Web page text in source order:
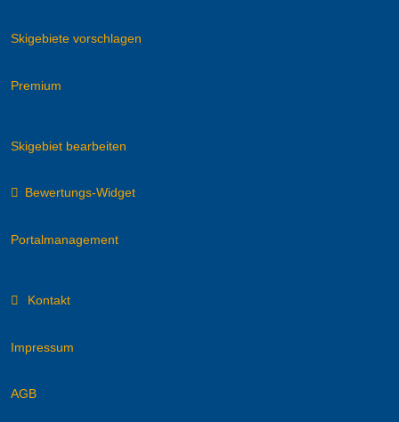
Skigebiete vorschlagen
Premium
Skigebiet bearbeiten
Bewertungs-Widget
Portalmanagement
Kontakt
Impressum
AGB